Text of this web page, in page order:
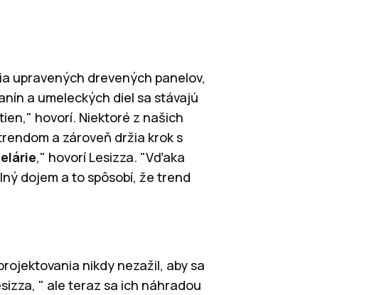
upravených drevených panelov,
a umeleckých diel sa stávajú
hovorí. Niektoré z našich
a zároveň držia krok s
," hovorí Lesizza. "Vďaka
dojem a to spôsobí, že trend
nikdy nezažil, aby sa
" ale teraz sa ich náhradou